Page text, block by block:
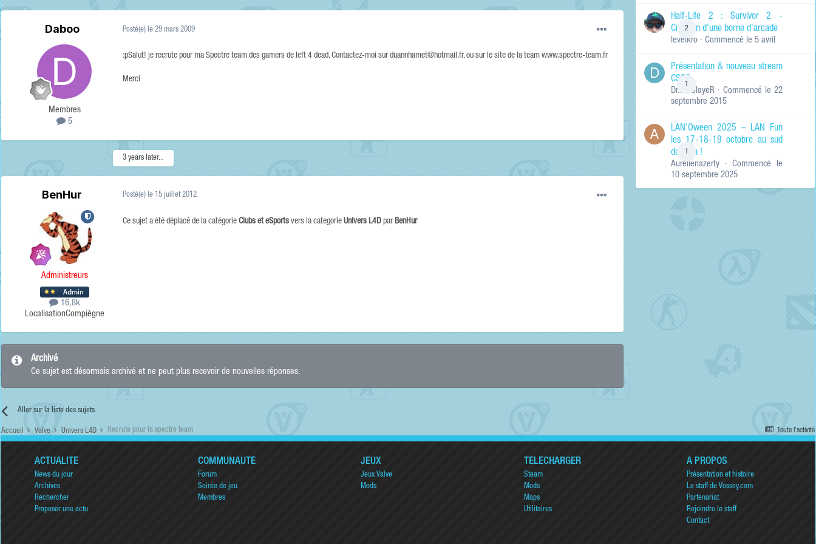
RECHERCHER LES
Titres et corps
Titres des
uniquement
Daboo
Membres
5
Posté(e) le 29 mars 2009
:pSalut! je recrute pour ma Spectre team des gamers de left 4 dead. Contactez-moi sur duannhamet@hotmail.fr. ou sur le site de la team www.spectre-team.fr
Merci
3 years later...
BenHur
Administreurs
16,8k
LocalisationCompiègne
Posté(e) le 15 juillet 2012
Ce sujet a été déplacé de la catégorie Clubs et eSports vers la categorie Univers L4D par BenHur
Archivé
Ce sujet est désormais archivé et ne peut plus recevoir de nouvelles réponses.
Aller sur la liste des sujets
2
Half-Life 2 : Survivor 2 -
Création d'une borne d'arcade
levelkro · Commencé le 5 avril
1
Présentation & nouveau stream
CSGO
Dr.KinSlayeR · Commencé le 22
septembre 2015
1
LAN'Oween 2025 – LAN Fun
les 17-18-19 octobre au sud
de Lyon !
Aurelienazerty · Commencé le
10 septembre 2025
Toute l’activité
Accueil Valve Univers L4D Recrute pour la spectre team
ACTUALITÉ
News du jour
Archives
Rechercher
Proposer une actu
COMMUNAUTÉ
Forum
Soirée de jeu
Membres
JEUX
Jeux Valve
Mods
TÉLÉCHARGER
Steam
Mods
Maps
Utilitaires
A PROPOS
Présentation et histoire
Le staff de Vossey.com
Partenariat
Rejoindre le staff
Contact